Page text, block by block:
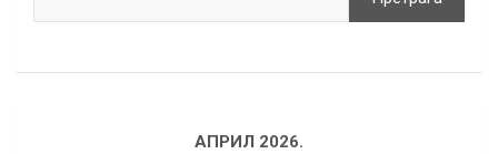
АПРИЛ 2026.